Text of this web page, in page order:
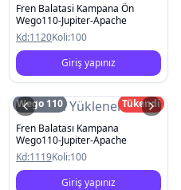
Fren Balatasi Kampana Ön
Wego110-Jupiter-Apache
Kd:1120Koli:100
Giriş yapınız
Resim Yüklenemedi
Wego 110
Tükendi
Fren Balatası Kampana
Wego110-Jupiter-Apache
Kd:1119Koli:100
Giriş yapınız